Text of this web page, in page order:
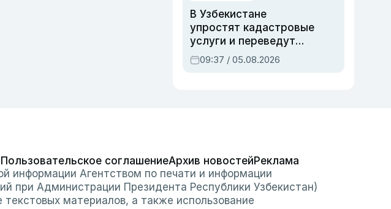
В Узбекистане
упростят кадастровые
услуги и переведут
регистрацию
недвижимости в
09:37 / 05.08.2026
Пользовательское соглашениеАрхив новостейРеклама
информации Агентством по печати и информации
при Администрации Президента Республики Узбекистан)
материалов, а также использование